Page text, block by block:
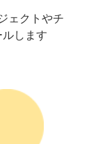
ェクトやチ
します